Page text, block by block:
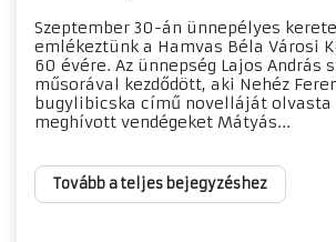
Szeptember 30-án ünnepélyes
emlékeztünk a Hamvas Béla Városi
60 évére. Az ünnepség Lajos András
műsorával kezdődött, aki Nehéz
bugylibicska című novelláját olvasta
meghívott vendégeket Mátyás...
Tovább a teljes bejegyzéshez